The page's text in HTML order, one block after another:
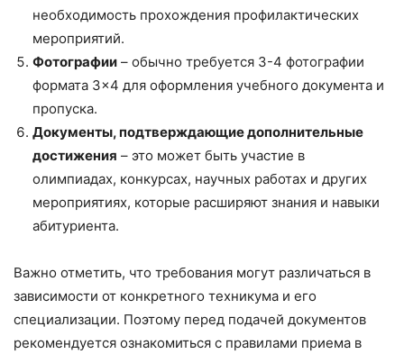
необходимость прохождения профилактических
мероприятий.
Фотографии – обычно требуется 3-4 фотографии
формата 3×4 для оформления учебного документа и
пропуска.
Документы, подтверждающие дополнительные
достижения – это может быть участие в
олимпиадах, конкурсах, научных работах и других
мероприятиях, которые расширяют знания и навыки
абитуриента.
Важно отметить, что требования могут различаться в
зависимости от конкретного техникума и его
специализации. Поэтому перед подачей документов
рекомендуется ознакомиться с правилами приема в